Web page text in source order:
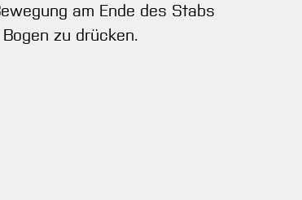
am Ende des Stabs
zu drücken.